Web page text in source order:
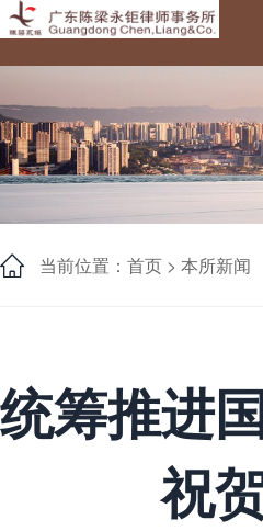
当前位置：首页 > 本所新闻
统筹推进
祝